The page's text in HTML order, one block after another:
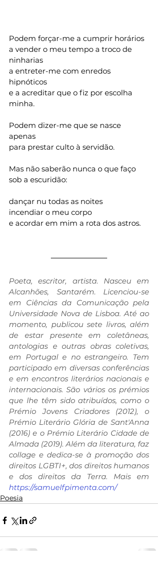
Podem forçar-me a cumprir horários
a vender o meu tempo a troco de
ninharias
a entreter-me com enredos
hipnóticos
e a acreditar que o fiz por escolha
minha.
Podem dizer-me que se nasce
apenas
para prestar culto à servidão.
Mas não saberão nunca o que faço
sob a escuridão:
dançar nu todas as noites
incendiar o meu corpo
e acordar em mim a rota dos astros.
Poeta, escritor, artista. Nasceu em
Alcanhões, Santarém. Licenciou-se
em Ciências da Comunicação pela
Universidade Nova de Lisboa. Até ao
momento, publicou sete livros, além
de estar presente em coletâneas,
antologias e outras obras coletivas,
em Portugal e no estrangeiro. Tem
participado em diversas conferências
e em encontros literários nacionais e
internacionais. São vários os prémios
que lhe têm sido atribuídos, como o
Prémio Jovens Criadores (2012), o
Prémio Literário Glória de Sant'Anna
(2016) e o Prémio Literário Cidade de
Almada (2019). Além da literatura, faz
collage e dedica-se à promoção dos
direitos LGBTI+, dos direitos humanos
https://samuelfpimenta.com/
Poesia